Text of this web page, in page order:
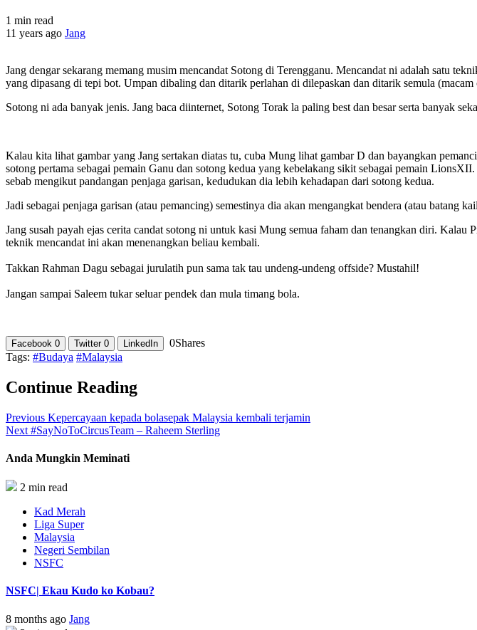
1 min read
11 years ago Jang
Jang dengar sekarang memang musim mencandat Sotong di Terengganu. Mencandat ni adalah satu
yang dipasang di tepi bot. Umpan dibaling dan ditarik perlahan di dilepaskan dan ditarik semula
Sotong ni ada banyak jenis. Jang baca diinternet, Sotong Torak la paling best dan besar serta banyak
Kalau kita lihat gambar yang Jang sertakan diatas tu, cuba Mung lihat gambar D dan bayangkan
sotong pertama sebagai pemain Ganu dan sotong kedua yang kebelakang sikit sebagai pemain
sebab mengikut pandangan penjaga garisan, kedudukan dia lebih kehadapan dari sotong kedua.
Jadi sebagai penjaga garisan (atau pemancing) semestinya dia akan mengangkat bendera (atau batang
Jang susah payah ejas cerita candat sotong ni untuk kasi Mung semua faham dan tenangkan diri.
teknik mencandat ini akan menenangkan beliau kembali.
Takkan Rahman Dagu sebagai jurulatih pun sama tak tau undeng-undeng offside? Mustahil!
Jangan sampai Saleem tukar seluar pendek dan mula timang bola.
Facebook 0 Twitter 0 LinkedIn 0Shares
Tags: #Budaya #Malaysia
Continue Reading
Previous Kepercayaan kepada bolasepak Malaysia kembali terjamin
Next #SayNoToCircusTeam – Raheem Sterling
Anda Mungkin Meminati
2 min read
Kad Merah
Liga Super
Malaysia
Negeri Sembilan
NSFC
NSFC| Ekau Kudo ko Kobau?
8 months ago Jang